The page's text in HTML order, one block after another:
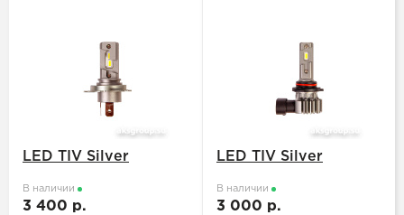
LED TIV Silver
В наличии
3 400 р.
LED TIV Silver
В наличии
3 000 р.